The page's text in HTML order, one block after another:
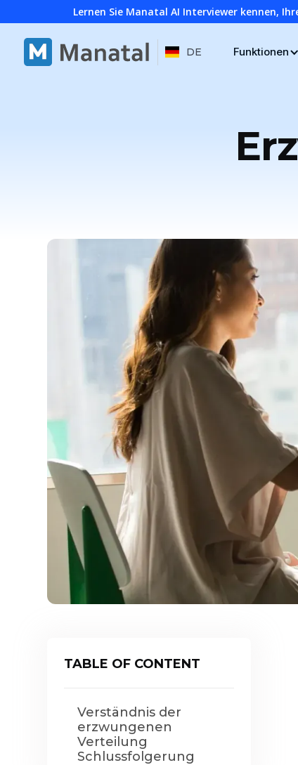
Lernen Sie Manatal AI Interviewer kennen,
DE Funktionen
TABLE OF CONTENT
Verständnis der
erzwungenen
Verteilung
Schlussfolgerung